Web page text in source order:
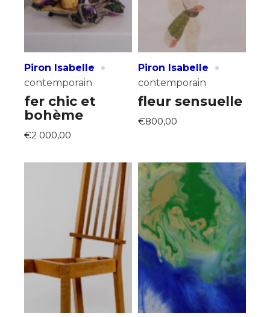
Adresse email*
Piron Isabelle ·
contemporain
fer chic et
bohème
€2 000,00
Piron Isabelle ·
contemporain
fleur sensuelle
€800,00